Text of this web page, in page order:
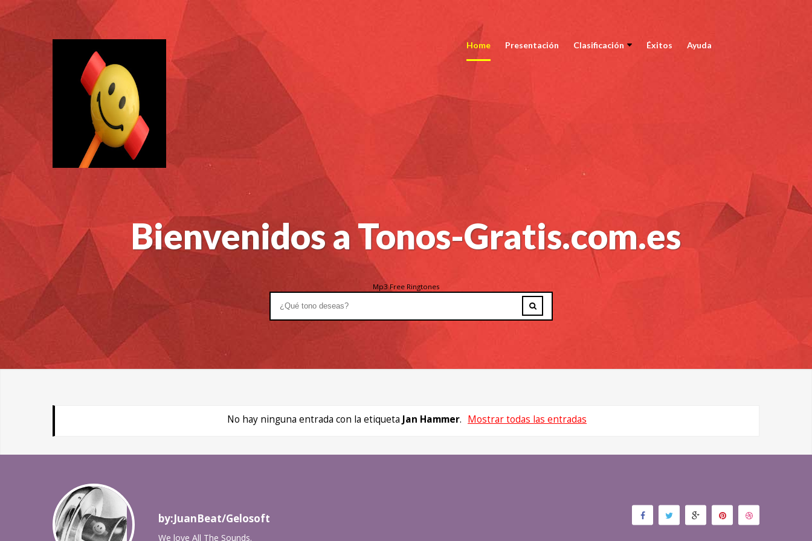
Home Presentación Clasificación Éxitos Ayuda
Bienvenidos a Tonos-Gratis.com.es
Mp3 Free Ringtones
No hay ninguna entrada con la etiqueta Jan Hammer. Mostrar todas las entradas
by:JuanBeat/Gelosoft
We love All The Sounds.